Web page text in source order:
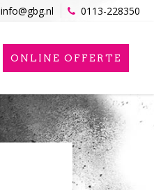
info@gbg.nl 0113-228350
ONLINE OFFERTE